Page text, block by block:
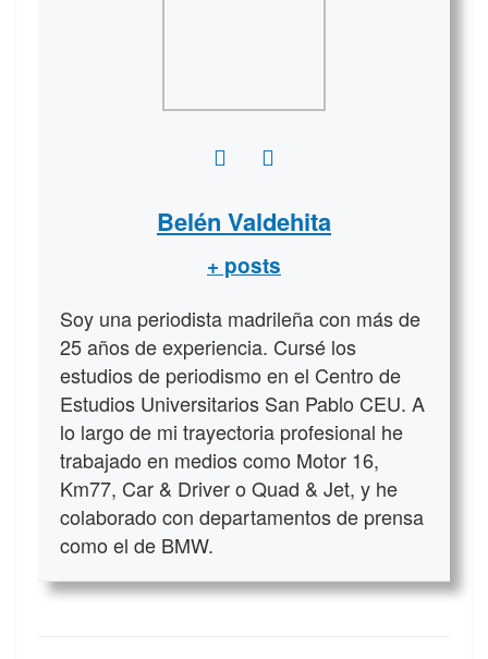
Belén Valdehita
+ posts
Soy una periodista madrileña con más de
25 años de experiencia. Cursé los
estudios de periodismo en el Centro de
Estudios Universitarios San Pablo CEU. A
lo largo de mi trayectoria profesional he
trabajado en medios como Motor 16,
Km77, Car & Driver o Quad & Jet, y he
colaborado con departamentos de prensa
como el de BMW.